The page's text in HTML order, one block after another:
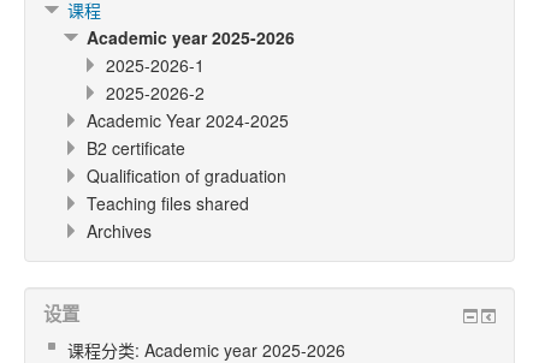
课程
Academic year 2025-2026
2025-2026-1
2025-2026-2
Academic Year 2024-2025
B2 certificate
Qualification of graduation
Teaching files shared
Archives
设置
课程分类: Academic year 2025-2026